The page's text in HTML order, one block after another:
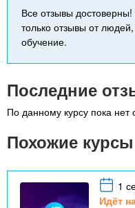
Все отзывы
только отзывы от
обучение.
Последние
По данному курсу пока нет
Похожие курсы
1
Идёт